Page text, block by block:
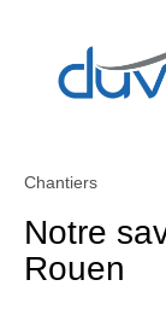
Chantiers
Notre
Rouen